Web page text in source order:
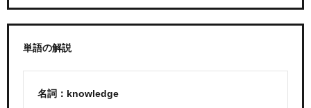
単語の解説
名詞：knowledge